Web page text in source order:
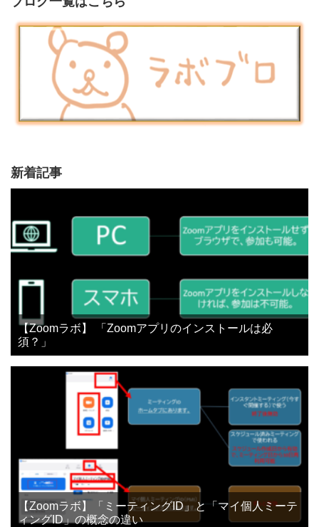
新着記事
【Zoomラボ】 「Zoomアプリのインストールは必
須？」
【Zoomラボ】「ミーティングID」と「マイ個人ミーテ
ィングID」の概念の違い